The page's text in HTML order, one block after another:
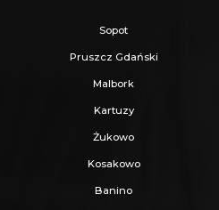
Sopot
Pruszcz Gdański
Malbork
Kartuzy
Żukowo
Kosakowo
Banino